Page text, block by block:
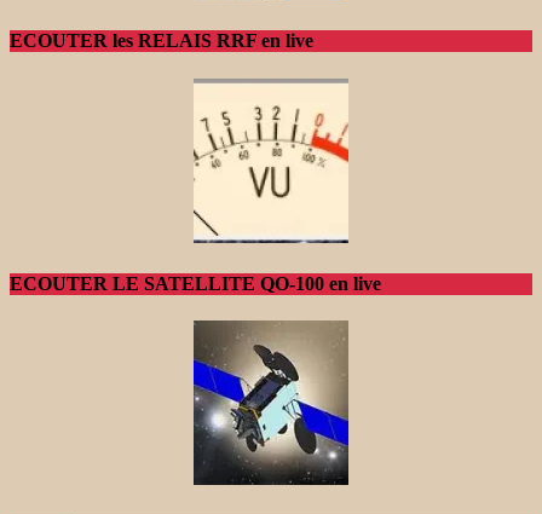
ECOUTER les RELAIS RRF en live
ECOUTER LE SATELLITE QO-100 en live